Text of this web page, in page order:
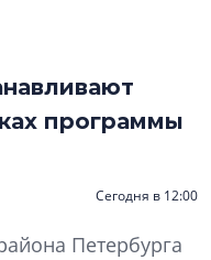
программы
Сегодня в 12:00
Петербурга